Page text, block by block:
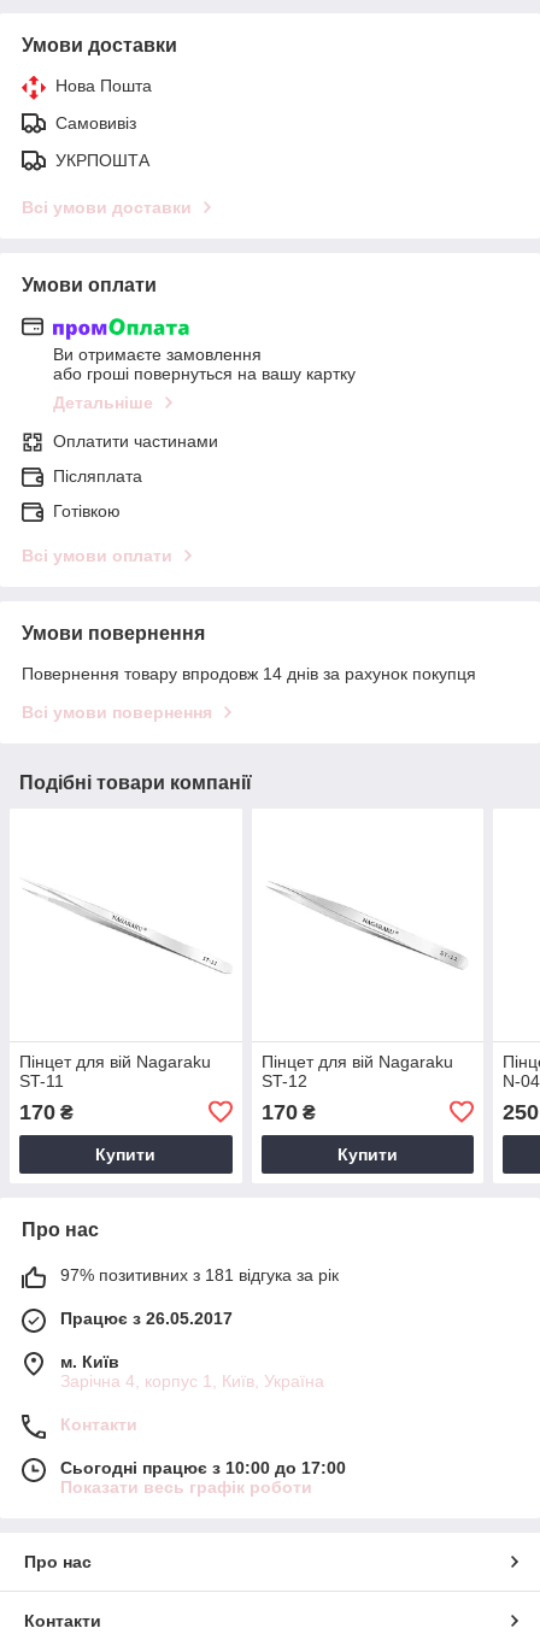
Умови доставки
Нова Пошта
Самовивіз
УКРПОШТА
Всі умови доставки
Умови оплати
Ви отримаєте замовлення
або гроші повернуться на вашу картку
Детальніше
Оплатити частинами
Післяплата
Готівкою
Всі умови оплати
Умови повернення
Повернення товару впродовж 14 днів за рахунок покупця
Всі умови повернення
Подібні товари компанії
Пінцет для вій Nagaraku
ST-11
170 ₴
Купити
Пінцет для вій Nagaraku
ST-12
170₴
Купити
N-04
250
Про нас
97% позитивних з 181 відгука за рік
Працює з 26.05.2017
м. Київ
Зарічна 4, корпус 1, Київ, Україна
Контакти
Сьогодні працює з 10:00 до 17:00
Показати весь графік роботи
Про нас
Контакти